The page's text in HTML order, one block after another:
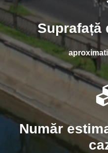
Suprafață
Număr